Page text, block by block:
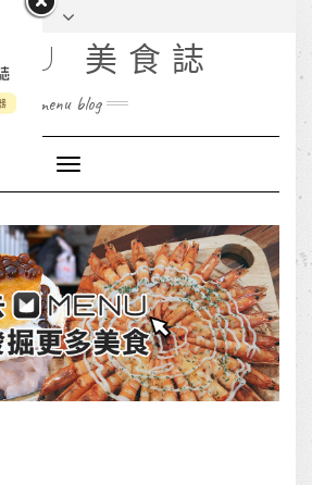
美食誌
menu blog
Toggle
Navigation